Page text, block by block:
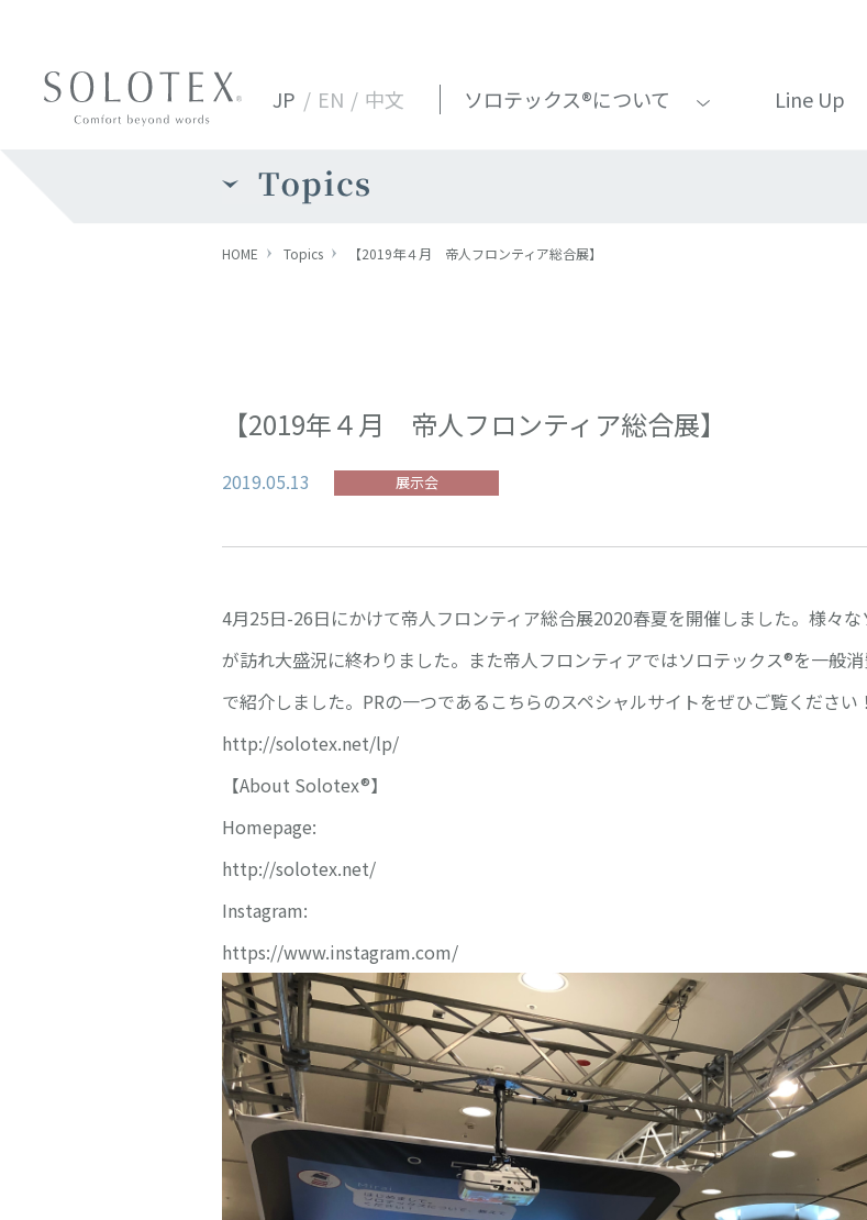
JP / EN / 中文 ソロテックス®について Line Up
HOME Topics 【2019年４月 帝人フロンティア総合展】
【2019年４月 帝人フロンティア総合展】
2019.05.13 展示会
4月25日-26日にかけて帝人フロンティア総合展2020春夏を開催しました。様々
が訪れ大盛況に終わりました。また帝人フロンティアではソロテックス®を一般
で紹介しました。PRの一つであるこちらのスペシャルサイトをぜひご覧ください！
http://solotex.net/lp/
【About Solotex®】
Homepage:
http://solotex.net/
Instagram:
https://www.instagram.com/